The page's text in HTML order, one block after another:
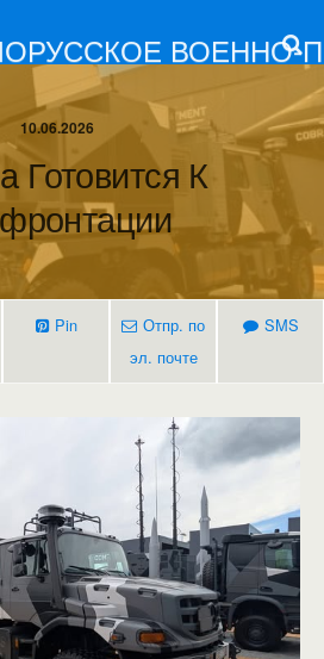
ВОЕННО-
10.06.2026
Готовится К
Pin
Отпр. по
эл. почте
SMS